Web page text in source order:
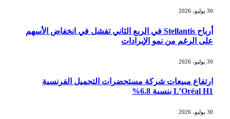
30 يوليو، 2026
أرباح Stellantis في الربع الثاني تفشل في انخفاض الأسهم
على الرغم من نمو الإيرادات
30 يوليو، 2026
ارتفاع مبيعات شركة مستحضرات التجميل الفرنسية
L’Oréal H1 بنسبة 6.8%
30 يوليو، 2026